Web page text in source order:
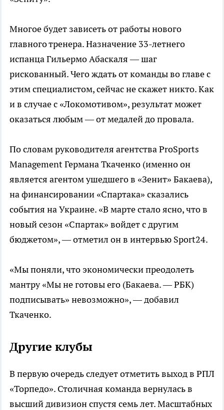
Многое будет зависеть от работы нового
главного тренера. Назначение 33-летнего
испанца Гильермо Абаскаля — шаг
рискованный. Чего ждать от команды во главе с
этим специалистом, сейчас не скажет никто. Как
и в случае с «Локомотивом», результат может
оказаться любым — от медалей до провала.
По словам руководителя агентства ProSports
Management Германа Ткаченко (именно он
является агентом ушедшего в «Зенит» Бакаева),
на финансировании «Спартака» сказались
события на Украине. «В марте стало ясно, что в
новый сезон «Спартак» войдет с другим
бюджетом», — отметил он в интервью Sport24.
«Мы поняли, что экономически преодолеть
мантру «Мы не готовы его (Бакаева. — РБК)
подписывать» невозможно», — добавил
Ткаченко.
Другие клубы
В первую очередь следует отметить выход в РПЛ
«Торпедо». Столичная команда вернулась в
высший дивизион спустя семь лет. Масштабных